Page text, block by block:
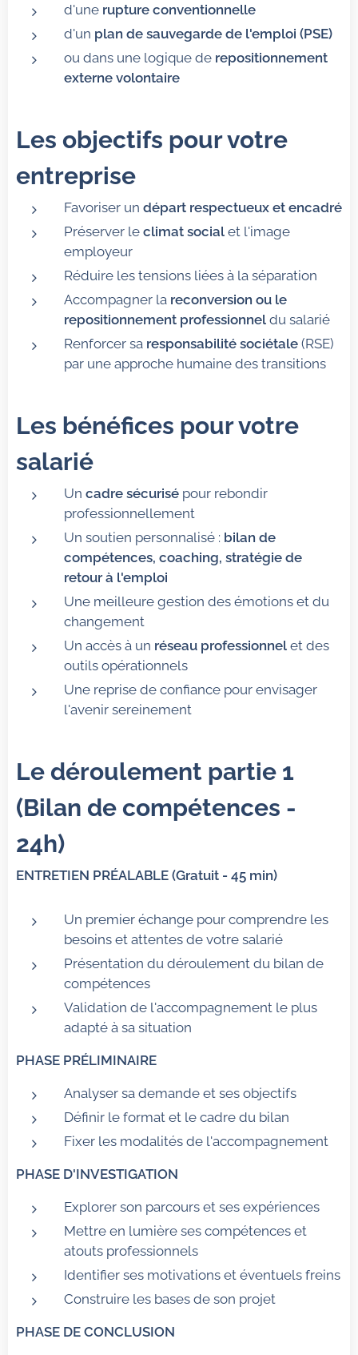
d'une rupture conventionnelle
d'un plan de sauvegarde de l'emploi (PSE)
ou dans une logique de repositionnement
externe volontaire
Les objectifs pour votre
entreprise
Favoriser un départ respectueux et encadré
Préserver le climat social et l'image
employeur
Réduire les tensions liées à la séparation
Accompagner la reconversion ou le
repositionnement professionnel du salarié
Renforcer sa responsabilité sociétale (RSE)
par une approche humaine des transitions
Les bénéfices pour votre
salarié
Un cadre sécurisé pour rebondir
professionnellement
Un soutien personnalisé : bilan de
compétences, coaching, stratégie de
retour à l'emploi
Une meilleure gestion des émotions et du
changement
Un accès à un réseau professionnel et des
outils opérationnels
Une reprise de confiance pour envisager
l'avenir sereinement
Le déroulement partie 1
(Bilan de compétences -
24h)
ENTRETIEN PRÉALABLE (Gratuit - 45 min)
Un premier échange pour comprendre les
besoins et attentes de votre salarié
Présentation du déroulement du bilan de
compétences
Validation de l'accompagnement le plus
adapté à sa situation
PHASE PRÉLIMINAIRE
Analyser sa demande et ses objectifs
Définir le format et le cadre du bilan
Fixer les modalités de l'accompagnement
PHASE D'INVESTIGATION
Explorer son parcours et ses expériences
Mettre en lumière ses compétences et
atouts professionnels
Identifier ses motivations et éventuels freins
Construire les bases de son projet
PHASE DE CONCLUSION